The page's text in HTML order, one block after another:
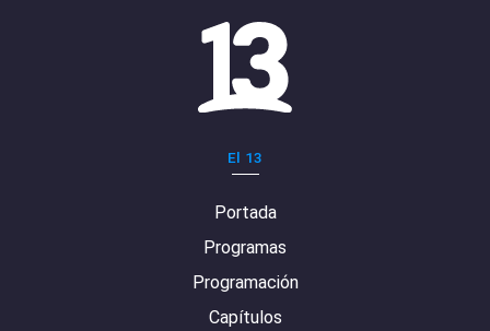
El 13
Portada
Programas
Programación
Capítulos